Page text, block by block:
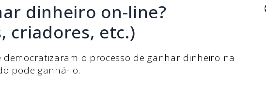
dinheiro on-line?
criadores, etc.)
o processo de ganhar dinheiro na
pode ganhá-lo.